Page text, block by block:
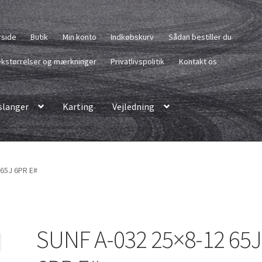
Butik Min konto Indkøbskurv Sådan bestiller du
og mærkninger Privatlivspolitik Kontakt os
Karting
Vejledning
6PR E#
SUNF A-032 25×8-12 65J